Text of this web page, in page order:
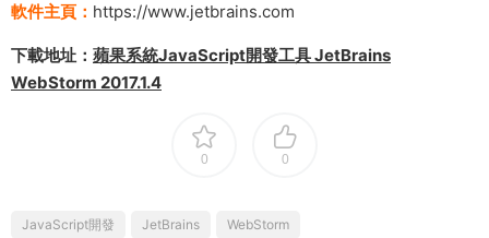
軟件主頁： https://www.jetbrains.com
下載地址： 蘋果系統JavaScript開發工具 JetBrains
WebStorm 2017.1.4
0 0
JavaScript開發 JetBrains WebStorm